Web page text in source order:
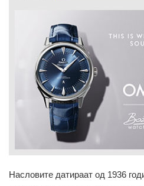
Насловите датираат од 1936